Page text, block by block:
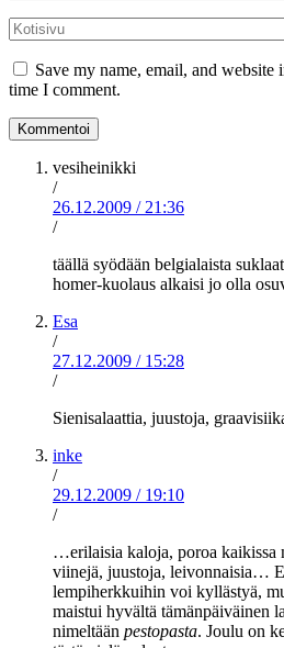
*
Kotisivu
Save my name, email, and
time I comment.
vesiheinikki
/
26.12.2009 / 21:36
/
täällä syödään belgialaista
homer-kuolaus alkaisi jo olla
Esa
/
27.12.2009 / 15:28
/
Sienisalaattia, juustoja,
inke
/
29.12.2009 / 19:10
/
…erilaisia kaloja, poroa kaikissa
viinejä, juustoja, leivonnaisia…
lempiherkkuihin voi kyllästyä,
maistui hyvältä tämänpäiväinen
nimeltään pestopasta. Joulu on